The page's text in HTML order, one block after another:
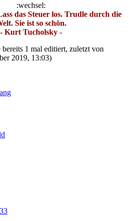
:wechsel:
das Steuer los. Trudle durch die
Sie ist so schön.
- Kurt Tucholsky -
1 mal editiert, zuletzt von
2019, 13:03)